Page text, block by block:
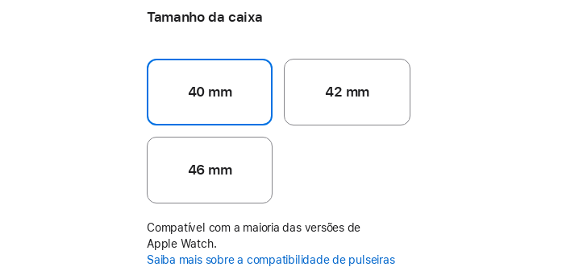
Tamanho da caixa
40 mm 42 mm
46 mm
Compatível com a maioria das versões de
Apple Watch.
Saiba mais sobre a compatibilidade de pulseiras